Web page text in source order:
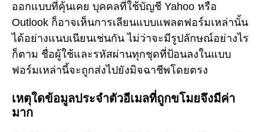
ออกแบบที่คุ้นเคย บุคคลที่ใช้บัญชี Yahoo หรือ
Outlook ก็อาจเห็นการเลียนแบบแพลตฟอร์มเหล่านั้น
ได้อย่างแนบเนียนเช่นกัน ไม่ว่าจะมีรูปลักษณ์อย่างไร
ก็ตาม ชื่อผู้ใช้และรหัสผ่านทุกชุดที่ป้อนลงในแบบ
ฟอร์มเหล่านี้จะถูกส่งไปยังมิจฉาชีพโดยตรง
เหตุใดข้อมูลประจำตัวอีเมลที่ถูกขโมยจึงมีค่า
มาก